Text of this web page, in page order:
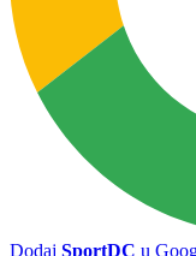
Vojvodina opet